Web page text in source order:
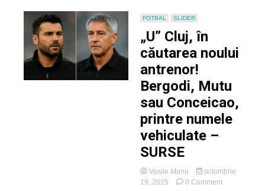
FOTBAL SLIDER
„U” Cluj, în
căutarea noului
antrenor!
Bergodi, Mutu
sau Conceicao,
printre numele
vehiculate –
SURSE
Vasile Manu
octombrie
19, 2025
0 Commenton